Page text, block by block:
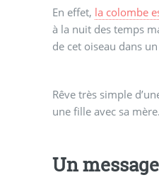
En effet, la colombe
à la nuit des temps
de cet oiseau dans
Rêve très simple
une fille avec sa mère.
Un